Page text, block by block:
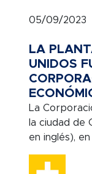
05/09/2023
LA
UNIDOS
La
la ciudad de
en inglés),